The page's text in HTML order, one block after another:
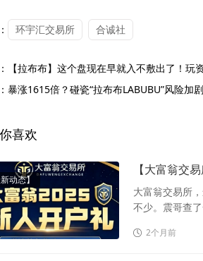
环宇汇交易所 合诚社
【拉布布】这个盘现在早就入不敷出了！玩
暴涨1615倍？碰瓷“拉布布LABUBU”风险加
喜欢
新动态】
【大富翁交
大富翁交易所
不少。震哥查
2个月前